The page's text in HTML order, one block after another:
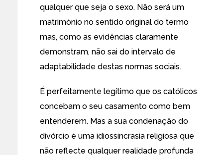
qualquer que seja o sexo. Não será um
matrimónio no sentido original do termo
mas, como as evidências claramente
demonstram, não sai do intervalo de
adaptabilidade destas normas sociais.
É perfeitamente legítimo que os católicos
concebam o seu casamento como bem
entenderem. Mas a sua condenação do
divórcio é uma idiossincrasia religiosa que
não reflecte qualquer realidade profunda